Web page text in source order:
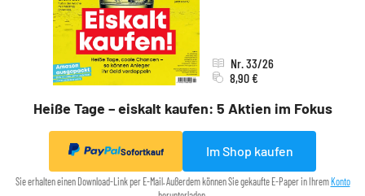
Heiße Tage – eiskalt kaufen: 5 Aktien im Fokus
Nr. 33/26
8,90 €
Sofortkauf Im Shop kaufen
Sie erhalten einen Download-Link per E-Mail. Außerdem können Sie gekaufte E-Paper in Ihrem Konto